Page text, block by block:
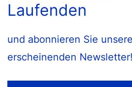
Laufenden
und abonnieren Sie
erscheinenden Newsletter!